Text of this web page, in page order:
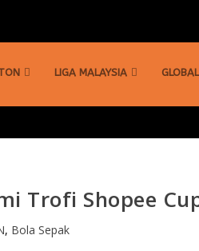
LIGA MALAYSIA GLOBAL
Trofi Shopee
, Bola Sepak